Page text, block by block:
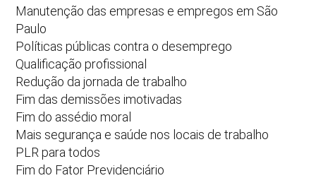
Manutenção das empresas e empregos em São
Paulo
Políticas públicas contra o desemprego
Qualificação profissional
Redução da jornada de trabalho
Fim das demissões imotivadas
Fim do assédio moral
Mais segurança e saúde nos locais de trabalho
PLR para todos
Fim do Fator Previdenciário